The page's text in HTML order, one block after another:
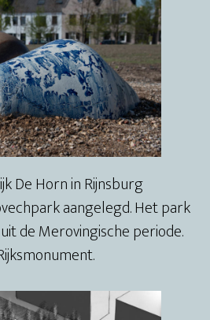
De Horn in Rijnsburg
aangelegd. Het park
de Merovingische periode.